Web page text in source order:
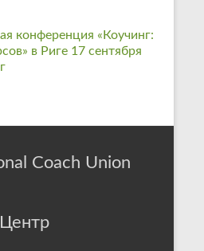
Coach Union